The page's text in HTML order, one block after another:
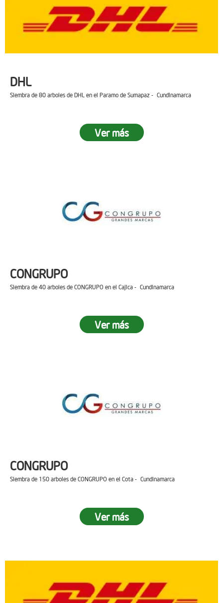
DHL
Siembra de 80 arboles de DHL en el Paramo de Sumapaz - Cundinamarca
Ver más
CONGRUPO
Siembra de 40 arboles de CONGRUPO en el Cajica - Cundinamarca
Ver más
CONGRUPO
Siembra de 150 arboles de CONGRUPO en el Cota - Cundinamarca
Ver más